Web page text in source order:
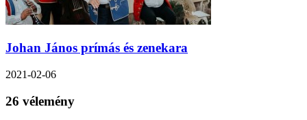
Johan János prímás és zenekara
2021-02-06
26 vélemény